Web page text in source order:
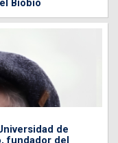
Biobío
de
fundador del